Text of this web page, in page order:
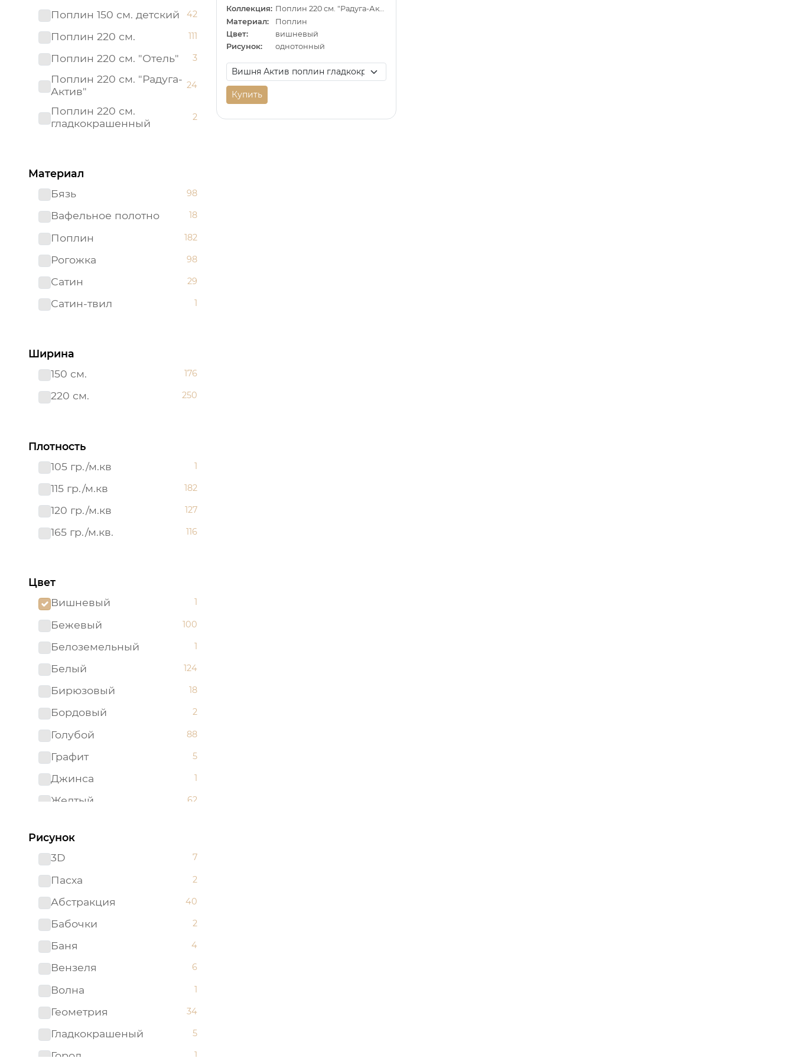
Поплин 150 см. детский 42
Поплин 220 см. 111
Поплин 220 см. "Отель" 3
Поплин 220 см. "Радуга-
Актив"
24
Поплин 220 см.
гладкокрашенный
2
Рогожка 150 см.
Сатин 220 см 19
Сатин 220 см.
гладкокрашенный
9
Сатин-твил 220 см 1
Материал
Бязь
98
Вафельное полотно 18
Поплин 182
Рогожка 98
Сатин 29
Сатин-твил 1
Ширина
150 см.
176
220 см. 250
Плотность
105 гр./м.кв
1
115 гр./м.кв 182
120 гр./м.кв 127
165 гр./м.кв. 116
Цвет
Вишневый
1
Бежевый 100
Белоземельный 1
Белый 124
Бирюзовый 18
Бордовый 2
Голубой 88
Графит 5
Джинса 1
Желтый 62
Золотистый
Золотой
Изумрудный
Капучино
Коричневый
Красный
Ментоловый
Мятный
Оливковый
Оранжевый
Рисунок
3D
7
Пасха 2
Абстракция 40
Бабочки 2
Баня 4
Вензеля 6
Волна 1
Геометрия 34
Гладкокрашеный 5
Город 1
Коллекция:
Поплин 220 см. "Радуга-Актив"
Материал:
Поплин
Цвет:
вишневый
Рисунок:
однотонный
Купить